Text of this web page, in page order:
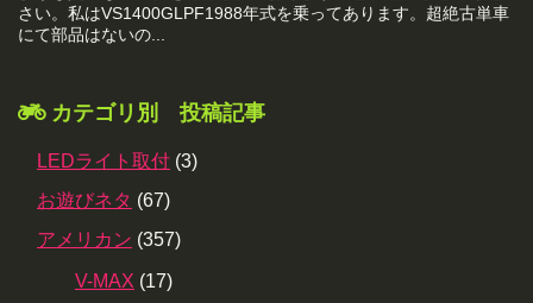
さい。私はVS1400GLPF1988年式を乗ってあります。超絶古単車
にて部品はないの...
カテゴリ別 投稿記事
LEDライト取付 (3)
お遊びネタ (67)
アメリカン (357)
V-MAX (17)